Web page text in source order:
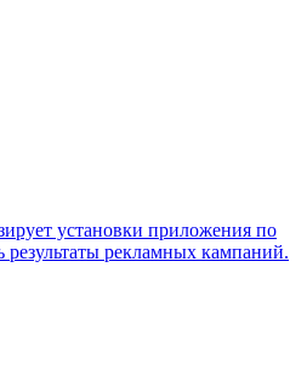
установки приложения по
рекламных кампаний.